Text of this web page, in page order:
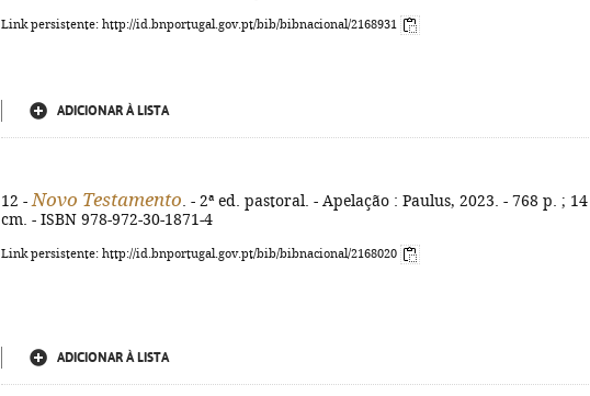
Link persistente: http://id.bnportugal.gov.pt/bib/bibnacional/2168931
ADICIONAR À LISTA
12 - Novo Testamento . - 2ª ed. pastoral. - Apelação : Paulus, 2023. - 768 p. ; 14
cm. - ISBN 978-972-30-1871-4
Link persistente: http://id.bnportugal.gov.pt/bib/bibnacional/2168020
ADICIONAR À LISTA